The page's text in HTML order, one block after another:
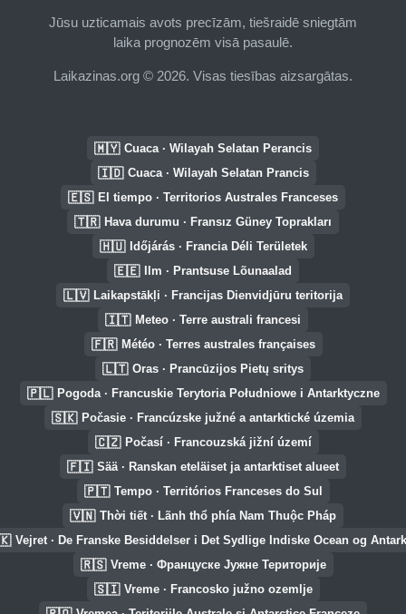
Jūsu uzticamais avots precīzām, tiešraidē sniegtām
laika prognozēm visā pasaulē.
Laikazinas.org © 2026. Visas tiesības aizsargātas.
🇲🇾 Cuaca · Wilayah Selatan Perancis
🇮🇩 Cuaca · Wilayah Selatan Prancis
🇪🇸 El tiempo · Territorios Australes Franceses
🇹🇷 Hava durumu · Fransız Güney Toprakları
🇭🇺 Időjárás · Francia Déli Területek
🇪🇪 Ilm · Prantsuse Lõunaalad
🇱🇻 Laikapstākļi · Francijas Dienvidjūru teritorija
🇮🇹 Meteo · Terre australi francesi
🇫🇷 Météo · Terres australes françaises
🇱🇹 Oras · Prancūzijos Pietų sritys
🇵🇱 Pogoda · Francuskie Terytoria Południowe i Antarktyczne
🇸🇰 Počasie · Francúzske južné a antarktické územia
🇨🇿 Počasí · Francouzská jižní území
🇫🇮 Sää · Ranskan eteläiset ja antarktiset alueet
🇵🇹 Tempo · Territórios Franceses do Sul
🇻🇳 Thời tiết · Lãnh thổ phía Nam Thuộc Pháp
Vejret · De Franske Besiddelser i Det Sydlige Indiske Ocean og
🇷🇸 Vreme · Француске Јужне Територије
🇸🇮 Vreme · Francosko južno ozemlje